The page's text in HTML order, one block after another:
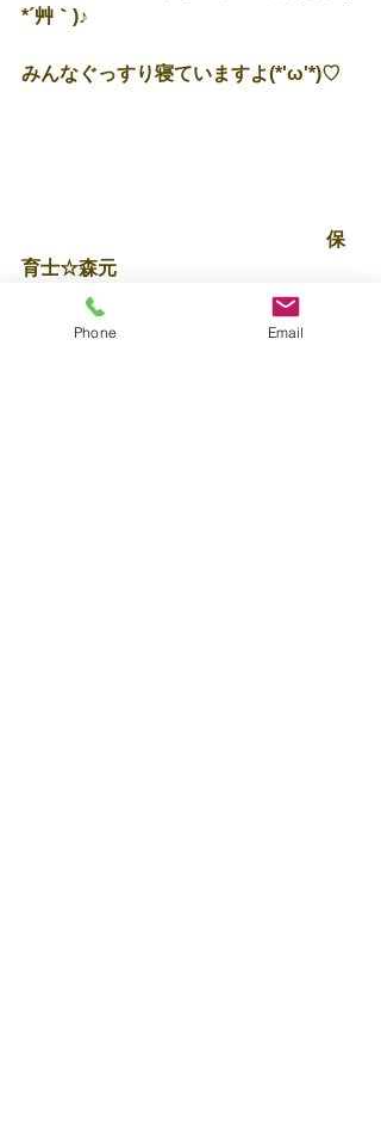
*´艸｀)♪
みんなぐっすり寝ていますよ(*'ω'*)♡
保
育士☆森元
Phone Email